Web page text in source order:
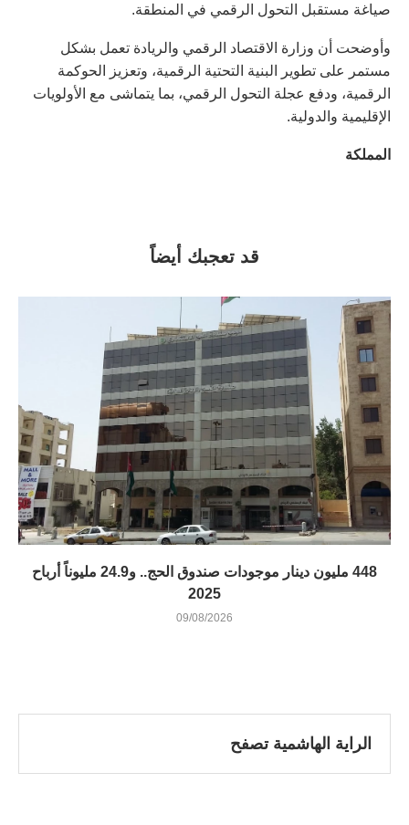
صياغة مستقبل التحول الرقمي في المنطقة.
وأوضحت أن وزارة الاقتصاد الرقمي والريادة تعمل بشكل
مستمر على تطوير البنية التحتية الرقمية، وتعزيز الحوكمة
الرقمية، ودفع عجلة التحول الرقمي، بما يتماشى مع الأولويات
الإقليمية والدولية.
المملكة
قد تعجبك أيضاً
448 مليون دينار موجودات صندوق الحج.. و24.9 مليوناً أرباح
2025
09/08/2026
الراية الهاشمية تصفح